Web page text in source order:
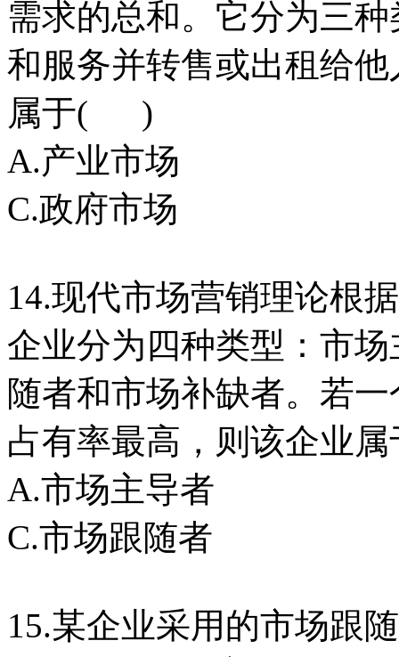
需求的总和。它分为三
和服务并转售或出租给
属于( )
A.产业市场 B.
C.政府市场 D.
14.现代市场营销理论根
企业分为四种类型：市
随者和市场补缺者。若
占有率最高，则该企业
A.市场主导者
C.市场跟随者
15.某企业采用的市场跟